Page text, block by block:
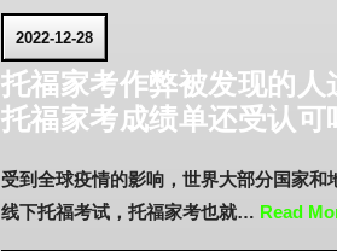
2022-12-28
托福家考作弊被发现的人
托福家考成绩单还受认可
受到全球疫情的影响，世界大部分国家和
线下托福考试，托福家考也就… Read